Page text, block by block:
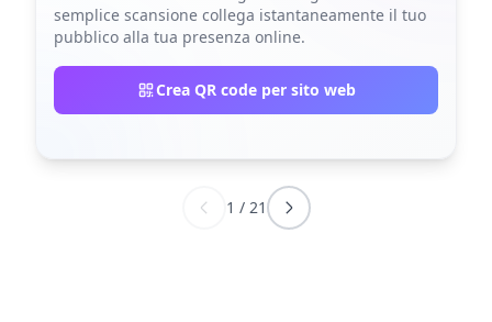
semplice scansione collega istantaneamente il tuo
pubblico alla tua presenza online.
Crea QR code per sito web
1 / 21